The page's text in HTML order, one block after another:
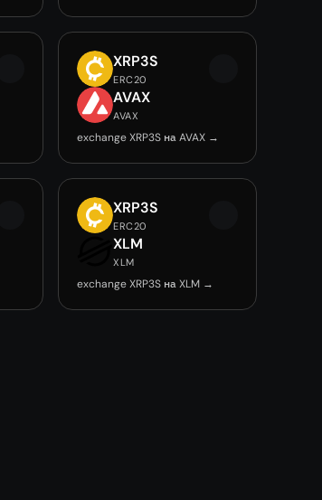
XRP3S
ERC20
AVAX
AVAX
exchange XRP3S на AVAX →
XRP3S
ERC20
XLM
XLM
exchange XRP3S на XLM →